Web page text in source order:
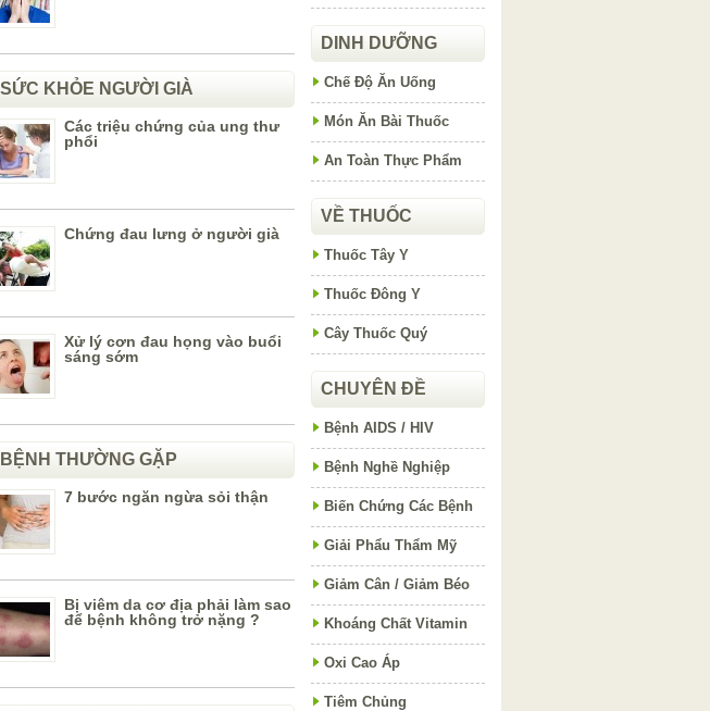
SỨC KHỎE NGƯỜI GIÀ
Các triệu chứng của ung thư
phổi
Chứng đau lưng ở người già
Xử lý cơn đau họng vào buổi
sáng sớm
BỆNH THƯỜNG GẶP
7 bước ngăn ngừa sỏi thận
Bị viêm da cơ địa phải làm sao
để bệnh không trở nặng ?
DINH DƯỠNG
Chế Độ Ăn Uống
Món Ăn Bài Thuốc
An Toàn Thực Phẩm
VỀ THUỐC
Thuốc Tây Y
Thuốc Đông Y
Cây Thuốc Quý
CHUYÊN ĐỀ
Bệnh AIDS / HIV
Bệnh Nghề Nghiệp
Biến Chứng Các Bệnh
Giải Phẩu Thẩm Mỹ
Giảm Cân / Giảm Béo
Khoáng Chất Vitamin
Oxi Cao Áp
Tiêm Chủng